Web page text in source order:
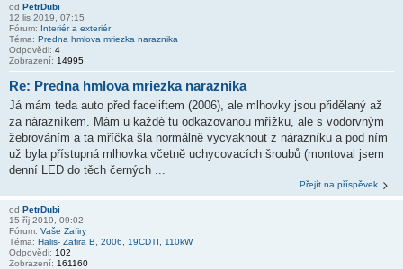
od PetrDubi
12 lis 2019, 07:15
Fórum: Interiér a exteriér
Téma: Predna hmlova mriezka naraznika
Odpovědi: 4
Zobrazení: 14995
Re: Predna hmlova mriezka naraznika
Já mám teda auto před faceliftem (2006), ale mlhovky jsou přidělaný až
za nárazníkem. Mám u každé tu odkazovanou mřížku, ale s vodorvným
žebrováním a ta mříčka šla normálně vycvaknout z nárazníku a pod ním
už byla přístupná mlhovka včetně uchycovacích šroubů (montoval jsem
denní LED do těch černých ...
Přejít na příspěvek
od PetrDubi
15 říj 2019, 09:02
Fórum: Vaše Zafiry
Téma: Halis- Zafira B, 2006, 19CDTI, 110kW
Odpovědi: 102
Zobrazení: 161160